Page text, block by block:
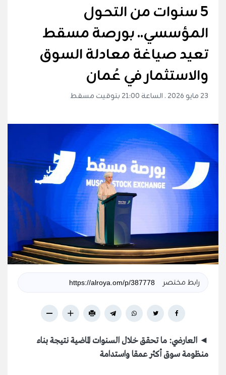
5 سنوات من التحول
المؤسسي.. بورصة مسقط
تعيد صياغة معادلة السوق
والاستثمار في عُمان
23 مايو 2026 . الساعة 21:00 بتوقيت مسقط
رابط مختصر
◄ العارضي: ما تحقق خلال السنوات الماضية نتيجة بناء
منظومة سوق أكثر عمقا واستدامة